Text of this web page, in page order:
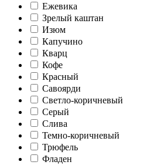
Ежевика
Зрелый каштан
Изюм
Капучино
Кварц
Кофе
Красный
Савоярди
Светло-коричневый
Серый
Слива
Темно-коричневый
Трюфель
Фладен